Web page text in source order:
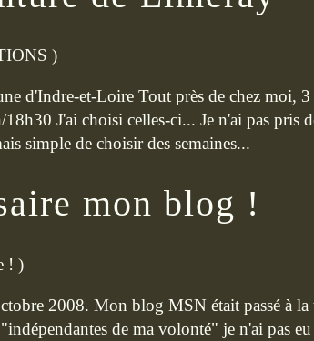
)
d'Indre-et-Loire Tout près de chez moi, 3
J'ai choisi celles-ci... Je n'ai pas pris
simple de choisir des semaines...
mon blog !
! )
2008. Mon blog MSN était passé à la
de ma volonté" je n'ai pas